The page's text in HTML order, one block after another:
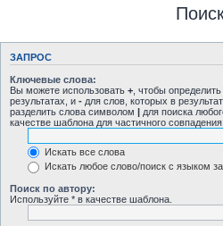
ЗАПРОС
Ключевые слова:
Вы можете использовать + , чтобы
результатах, и - для слов, которых в
разделить слова символом | для поиска
качестве шаблона для частичного совпадения.
Искать все слова
Искать любое слово/поиск с языком
Поиск по автору:
Используйте * в качестве шаблона.